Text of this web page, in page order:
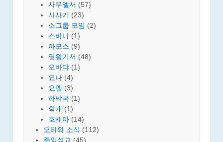
사무엘서 (57)
사사기 (23)
소그룹 모임 (2)
스바냐 (1)
아모스 (9)
열왕기서 (48)
오바댜 (1)
요나 (4)
요엘 (3)
하박국 (1)
학개 (1)
호세아 (14)
오타와 소식 (112)
주일설교 (45)